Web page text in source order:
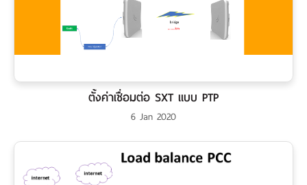
ตั้งค่าเชื่อมต่อ SXT แบบ PTP
6 Jan 2020